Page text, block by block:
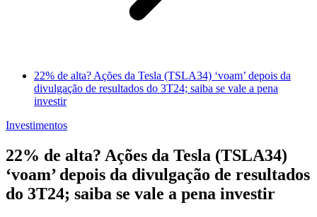
22% de alta? Ações da Tesla (TSLA34) ‘voam’ depois da
divulgação de resultados do 3T24; saiba se vale a pena
investir
Investimentos
22% de alta? Ações da Tesla (TSLA34)
‘voam’ depois da divulgação de resultados
do 3T24; saiba se vale a pena investir